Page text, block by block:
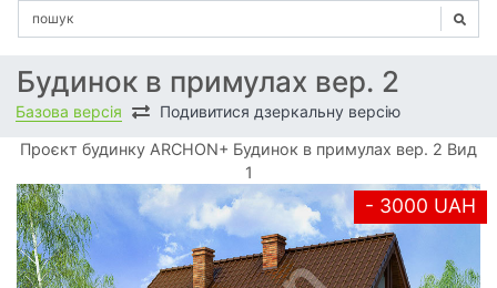
Будинок в примулах вер. 2
Базова версія Подивитися дзеркальну версію
Проєкт будинку ARCHON+ Будинок в примулах вер. 2 Вид
1
- 3000 UAH